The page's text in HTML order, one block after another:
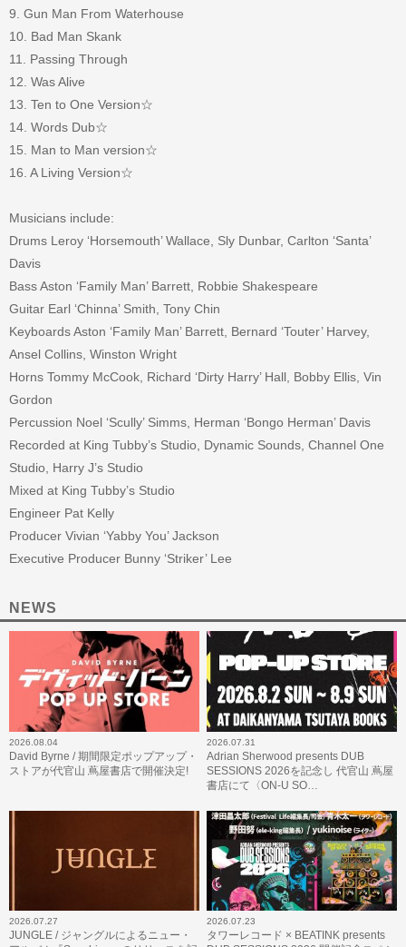
9. Gun Man From Waterhouse
10. Bad Man Skank
11. Passing Through
12. Was Alive
13. Ten to One Version☆
14. Words Dub☆
15. Man to Man version☆
16. A Living Version☆
Musicians include:
Drums Leroy ‘Horsemouth’ Wallace, Sly Dunbar, Carlton ‘Santa’
Davis
Bass Aston ‘Family Man’ Barrett, Robbie Shakespeare
Guitar Earl ‘Chinna’ Smith, Tony Chin
Keyboards Aston ‘Family Man’ Barrett, Bernard ‘Touter’ Harvey,
Ansel Collins, Winston Wright
Horns Tommy McCook, Richard ‘Dirty Harry’ Hall, Bobby Ellis, Vin
Gordon
Percussion Noel ‘Scully’ Simms, Herman ‘Bongo Herman’ Davis
Recorded at King Tubby’s Studio, Dynamic Sounds, Channel One
Studio, Harry J’s Studio
Mixed at King Tubby’s Studio
Engineer Pat Kelly
Producer Vivian ‘Yabby You’ Jackson
Executive Producer Bunny ‘Striker’ Lee
NEWS
2026.08.04
David Byrne / 期間限定ポップアップ・
ストアが代官山 蔦屋書店で開催決定!
2026.07.31
Adrian Sherwood presents DUB
SESSIONS 2026を記念し 代官山 蔦屋
書店にて〈ON-U SO…
2026.07.27
JUNGLE / ジャングルによるニュー・
2026.07.23
タワーレコード × BEATINK presents